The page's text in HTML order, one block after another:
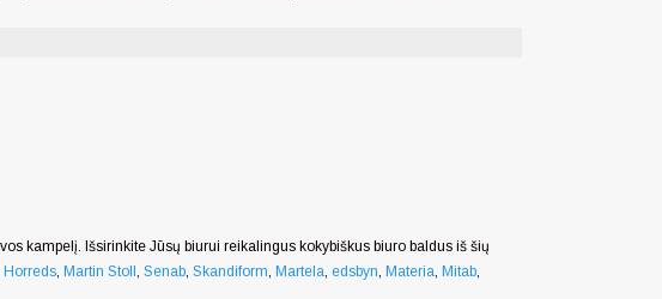
kampelį. Išsirinkite Jūsų biurui reikalingus kokybiškus biuro baldus iš šių
Horreds, Martin Stoll , Senab, Skandiform, Martela, edsbyn, Materia, Mitab,